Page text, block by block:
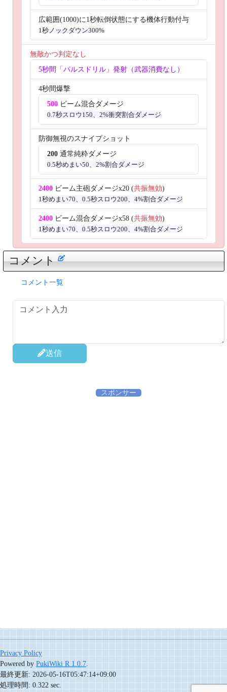
広範囲(1000)に1秒転倒状態にする機体行動付与
1秒ノックダウン300%
無敵かつ判定なし
5秒間「パルスドリル」発射（武器消費なし）
4秒間爆撃
500 ビーム混合ダメージ
0.7秒スロウ150、2%衝突割合ダメージ
防御無視のスナイプショット
200 通常純粋ダメージ
0.5秒めまい50、2%割合ダメージ
2400 ビーム主砲ダメージx20 (共振無効)
1秒めまい70、0.5秒スロウ200、4%割合ダメージ
2400 ビーム混合ダメージx58 (共振無効)
1秒めまい70、0.5秒スロウ200、4%割合ダメージ
コメント
コメント一覧
送信
スポンサー
Privacy Policy
Powered by PukiWiki R 1.0.7
最終更新: 2026-05-16T05:47:14+09:00
処理時間: 0.322 sec.